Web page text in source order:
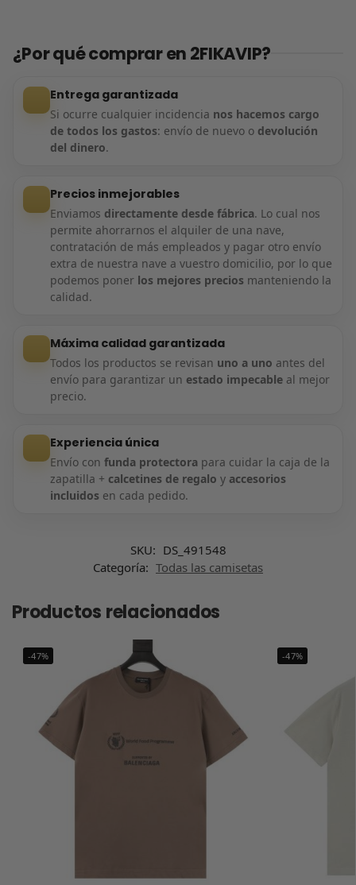
¿Por qué comprar en 2FIKAVIP?
Entrega garantizada
Si ocurre cualquier incidencia nos hacemos cargo
de todos los gastos: envío de nuevo o devolución
del dinero.
Precios inmejorables
Enviamos directamente desde fábrica. Lo cual nos
permite ahorrarnos el alquiler de una nave,
contratación de más empleados y pagar otro envío
extra de nuestra nave a vuestro domicilio, por lo que
podemos poner los mejores precios manteniendo la
calidad.
Máxima calidad garantizada
Todos los productos se revisan uno a uno antes del
envío para garantizar un estado impecableal mejor
precio.
Experiencia única
Envío con funda protectorapara cuidar la caja de la
zapatilla + calcetines de regalo y accesorios
incluidos en cada pedido.
SKU: DS_491548
Categoría: Todas las camisetas
Productos relacionados
-47% -47%